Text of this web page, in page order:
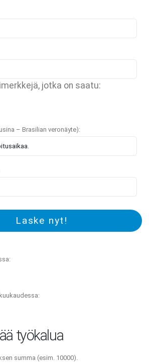
jotka on saatu:
– Brasilian veronäyte):
Laske nyt!
työkalua
summa (esim. 10000).